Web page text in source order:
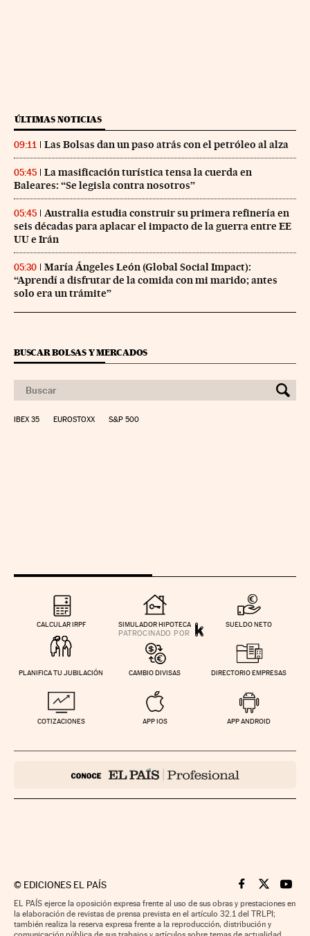
ÚLTIMAS NOTICIAS
09:11 Las Bolsas dan un paso atrás con el petróleo al alza
05:45
La masificación turística tensa la cuerda en
Baleares: “Se legisla contra nosotros”
05:45
Australia estudia construir su primera refinería en
seis décadas para aplacar el impacto de la guerra entre EE
UU e Irán
05:30
María Ángeles León (Global Social Impact):
“Aprendí a disfrutar de la comida con mi marido; antes
solo era un trámite”
BUSCAR BOLSAS Y MERCADOS
IBEX 35 EUROSTOXX S&P 500
CALCULAR IRPF SIMULADOR HIPOTECA SUELDO NETO
PLANIFICA TU JUBILACIÓN CAMBIO DIVISAS DIRECTORIO EMPRESAS
COTIZACIONES APP IOS APP ANDROID
© EDICIONES EL PAÍS Cinco Días en
Cinco Días
Cinco
EL PAÍS ejerce la oposición expresa frente al uso de sus obras y prestaciones en
la elaboración de revistas de prensa prevista en el artículo 32.1 del TRLPI;
también realiza la reserva expresa frente a la reproducción, distribución y